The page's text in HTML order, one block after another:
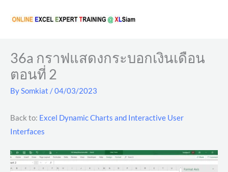
36a กราฟแสดงกระบอกเงินเดือน
ตอนที่ 2
BySomkiat /04/03/2023
Back to: Excel Dynamic Charts and Interactive User
Interfaces